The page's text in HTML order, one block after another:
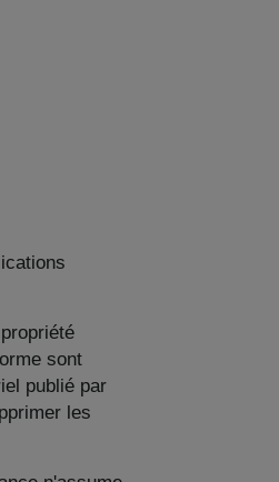
sont
publié par
les